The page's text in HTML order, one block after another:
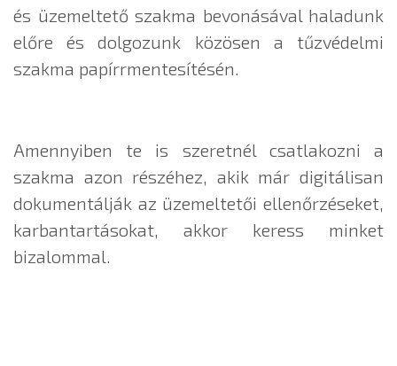
és üzemeltető szakma bevonásával haladunk
előre és dolgozunk közösen a tűzvédelmi
szakma papírrmentesítésén.
Amennyiben te is szeretnél csatlakozni a
szakma azon részéhez, akik már digitálisan
dokumentálják az üzemeltetői ellenőrzéseket,
karbantartásokat, akkor keress minket
bizalommal.